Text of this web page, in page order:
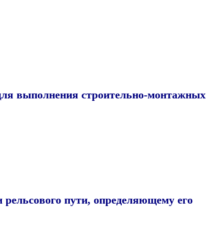
выполнения строительно-монтажных
пути, определяющему его